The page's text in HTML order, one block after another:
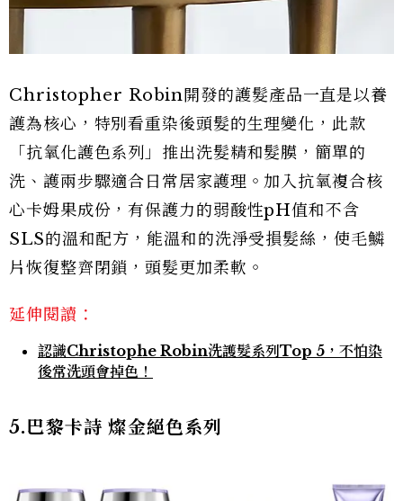
Christopher Robin開發的護髮產品一直是以養
護為核心，特別看重染後頭髮的生理變化，此款
「抗氧化護色系列」推出洗髮精和髮膜，簡單的
洗、護兩步驟適合日常居家護理。加入抗氧複合核
心卡姆果成份，有保護力的弱酸性pH值和不含
SLS的溫和配方，能溫和的洗淨受損髮絲，使毛鱗
片恢復整齊閉鎖，頭髮更加柔軟。
延伸閱讀：
認識Christophe Robin洗護髮系列Top 5，不怕染
後常洗頭會掉色！
5.巴黎卡詩 燦金絕色系列